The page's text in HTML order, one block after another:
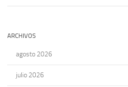
ARCHIVOS
agosto 2026
julio 2026